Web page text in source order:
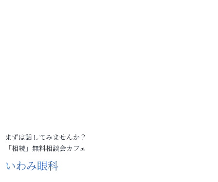
まずは話してみませんか？
「相続」無料相談会カフェ
いわみ眼科